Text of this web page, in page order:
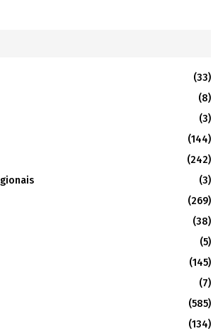
(33)
(8)
(3)
(144)
(242)
(3)
(269)
(38)
(5)
(145)
(7)
(585)
(134)